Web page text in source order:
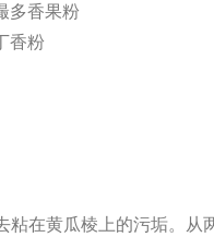
多香果粉
香粉
粘在黄瓜棱上的污垢。从